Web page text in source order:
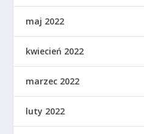
maj 2022
kwiecień 2022
marzec 2022
luty 2022